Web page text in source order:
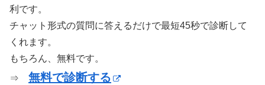
利です。
チャット形式の質問に答えるだけで最短45秒で診断して
くれます。
もちろん、無料です。
⇒ 無料で診断する